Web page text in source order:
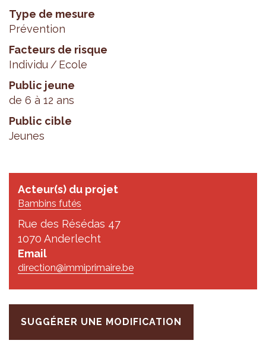
Type de mesure
Prévention
Facteurs de risque
Individu
Ecole
Public jeune
de 6 à 12 ans
Public cible
Jeunes
Acteur(s) du projet
Bambins futés
Rue des Résédas 47
1070 Anderlecht
Email
direction@immiprimaire.be
SUGGÉRER UNE MODIFICATION